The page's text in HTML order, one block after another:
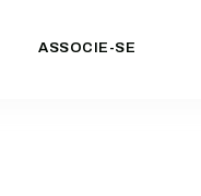
ASSOCIE-SE